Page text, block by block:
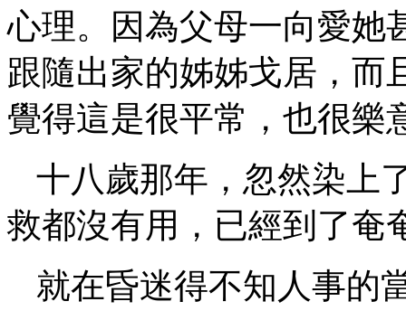
心理。因為父母一向愛她
跟隨出家的姊姊戈居，而
覺得這是很平常，也很樂
十八歲那年，忽然染上
救都沒有用，已經到了奄
就在昏迷得不知人事的